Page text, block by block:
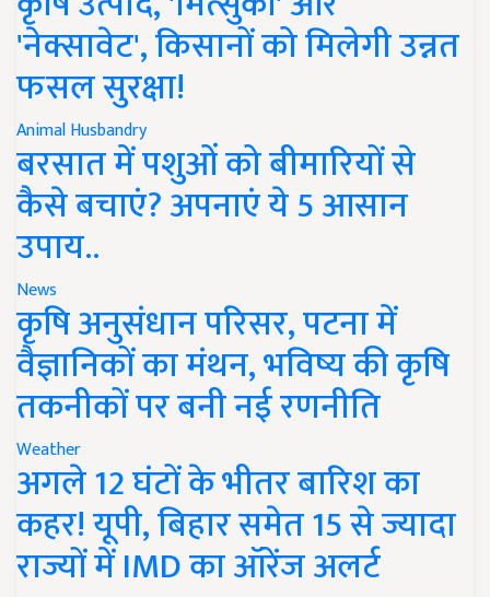
'नेक्सावेट', किसानों को मिलेगी उन्नत
फसल सुरक्षा!
Animal Husbandry
बरसात में पशुओं को बीमारियों से
कैसे बचाएं? अपनाएं ये 5 आसान
उपाय..
News
कृषि अनुसंधान परिसर, पटना में
वैज्ञानिकों का मंथन, भविष्य की कृषि
तकनीकों पर बनी नई रणनीति
Weather
अगले 12 घंटों के भीतर बारिश का
कहर! यूपी, बिहार समेत 15 से ज्यादा
राज्यों में IMD का ऑरेंज अलर्ट